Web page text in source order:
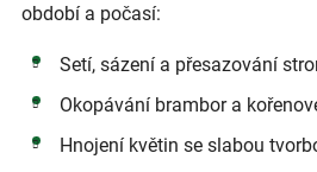
období a počasí:
Setí, sázení a přesazování
Okopávání brambor a
Hnojení květin se slabou